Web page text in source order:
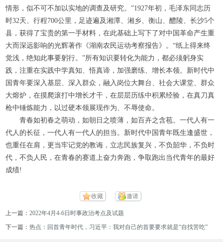
情形，似不可不加以实地的调查及研究。”1927年初，毛泽东同志历
时32天、行程700公里，足迹遍及湘潭、湘乡、衡山、醴陵、长沙5个
县，获得了宝贵的第一手材料，在此基础上写下了对中国革命产生重
大而深远影响的光辉著作《湖南农民运动考察报告》。“纸上得来终
觉浅，绝知此事要躬行。”所有知识要转化为能力，都必须躬身实
践，注重在实践中学真知、悟真谛，加强磨练、增长本领。新时代中
国青年要深入基层、深入群众，融入岗位大舞台、社会大课堂、群众
大熔炉，在摸爬滚打中增长才干，在层层历练中积累经验，在真刀真
枪中锤炼能力，以过硬本领展现作为、不辱使命。
青春如初春之萌动，如朝日之喷薄，如百卉之含苞。一代人有一
代人的长征，一代人有一代人的担当。新时代中国青年既生逢盛世，
也重任在肩，更当牢记党的教诲，立志民族复兴，不负韶华，不负时
代，不负人民，在青春的赛道上奋力奔跑，争取跑出当代青年的最好
成绩!
收藏 邀请
上一篇：2022年4月4-6日时事政治考点及试题
下一篇：热点：回首青年时代，习近平：我对自己的首要要求就是“自找苦吃”